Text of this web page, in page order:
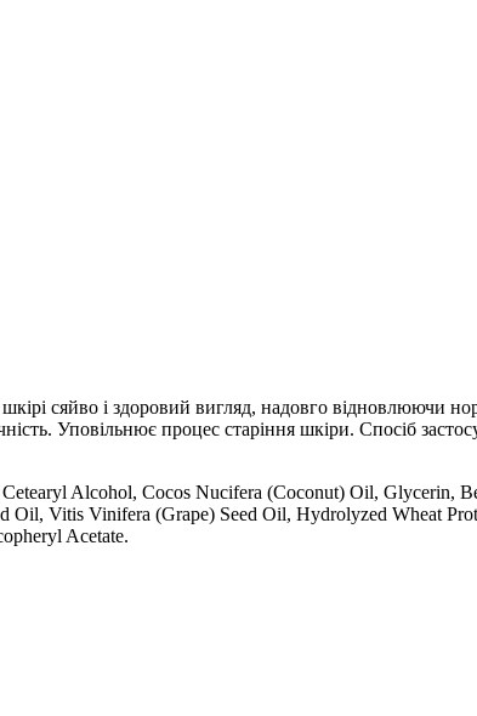
шкірі сяйво і здоровий вигляд, надовго
Уповільнює процес старіння шкіри. Спосіб
Alcohol, Cocos Nucifera (Coconut) Oil, Glycerin,
Oil, Vitis Vinifera (Grape) Seed Oil, Hydrolyzed Wheat
Acetate.